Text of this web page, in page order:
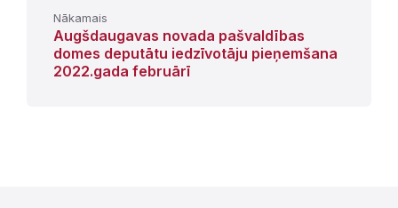
Nākamais
Augšdaugavas novada pašvaldības
domes deputātu iedzīvotāju pieņemšana
2022.gada februārī